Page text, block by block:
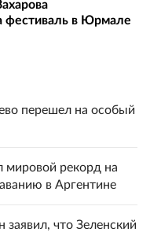
фестиваль в Юрмале
перешел на особый
мировой рекорд на
в Аргентине
что Зеленский